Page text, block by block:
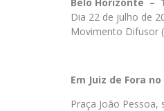
Dia 22 de julho de
Movimento Difusor
Em Juiz de Fora
Praça João Pessoa,